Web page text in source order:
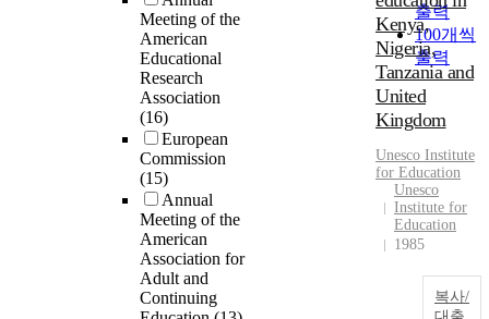
Meeting of the
American
Educational
Research
Association
(16)
European
Commission
(15)
Annual
Meeting of the
American
Association for
Adult and
Continuing
출력
100개씩
출력
Kenya,
Nigeria,
Tanzania and
United
Kingdom
Unesco Institute
for Education
Unesco
Institute for
Education
1985
복사/